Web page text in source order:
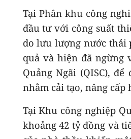
Tại Phân khu công
đầu tư với công suất
do lưu lượng nước thải
quả và hiện đã ngừng
Quảng Ngãi (QISC),
nhằm cải tạo, nâng
Tại Khu công nghiệp
khoảng 42 tỷ đồng và